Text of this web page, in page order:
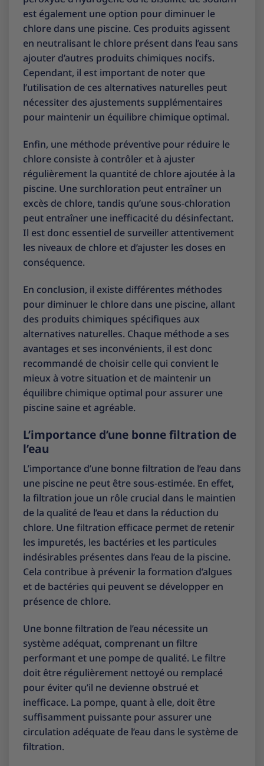
est également une option pour diminuer le
chlore dans une piscine. Ces produits agissent
en neutralisant le chlore présent dans l’eau sans
ajouter d’autres produits chimiques nocifs.
Cependant, il est important de noter que
l’utilisation de ces alternatives naturelles peut
nécessiter des ajustements supplémentaires
pour maintenir un équilibre chimique optimal.
Enfin, une méthode préventive pour réduire le
chlore consiste à contrôler et à ajuster
régulièrement la quantité de chlore ajoutée à la
piscine. Une surchloration peut entraîner un
excès de chlore, tandis qu’une sous-chloration
peut entraîner une inefficacité du désinfectant.
Il est donc essentiel de surveiller attentivement
les niveaux de chlore et d’ajuster les doses en
conséquence.
En conclusion, il existe différentes méthodes
pour diminuer le chlore dans une piscine, allant
des produits chimiques spécifiques aux
alternatives naturelles. Chaque méthode a ses
avantages et ses inconvénients, il est donc
recommandé de choisir celle qui convient le
mieux à votre situation et de maintenir un
équilibre chimique optimal pour assurer une
piscine saine et agréable.
L’importance d’une bonne filtration de
l’eau
L’importance d’une bonne filtration de l’eau dans
une piscine ne peut être sous-estimée. En effet,
la filtration joue un rôle crucial dans le maintien
de la qualité de l’eau et dans la réduction du
chlore. Une filtration efficace permet de retenir
les impuretés, les bactéries et les particules
indésirables présentes dans l’eau de la piscine.
Cela contribue à prévenir la formation d’algues
et de bactéries qui peuvent se développer en
présence de chlore.
Une bonne filtration de l’eau nécessite un
système adéquat, comprenant un filtre
performant et une pompe de qualité. Le filtre
doit être régulièrement nettoyé ou remplacé
pour éviter qu’il ne devienne obstrué et
inefficace. La pompe, quant à elle, doit être
suffisamment puissante pour assurer une
circulation adéquate de l’eau dans le système de
filtration.